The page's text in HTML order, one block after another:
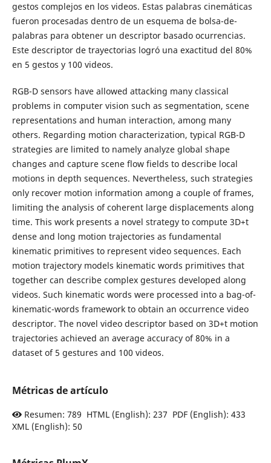
gestos complejos en los videos. Estas palabras cinemáticas
fueron procesadas dentro de un esquema de bolsa-de-
palabras para obtener un descriptor basado ocurrencias.
Este descriptor de trayectorias logró una exactitud del 80%
en 5 gestos y 100 videos.
RGB-D sensors have allowed attacking many classical
problems in computer vision such as segmentation, scene
representations and human interaction, among many
others. Regarding motion characterization, typical RGB-D
strategies are limited to namely analyze global shape
changes and capture scene flow fields to describe local
motions in depth sequences. Nevertheless, such strategies
only recover motion information among a couple of frames,
limiting the analysis of coherent large displacements along
time. This work presents a novel strategy to compute 3D+t
dense and long motion trajectories as fundamental
kinematic primitives to represent video sequences. Each
motion trajectory models kinematic words primitives that
together can describe complex gestures developed along
videos. Such kinematic words were processed into a bag-of-
kinematic-words framework to obtain an occurrence video
descriptor. The novel video descriptor based on 3D+t motion
trajectories achieved an average accuracy of 80% in a
dataset of 5 gestures and 100 videos.
Métricas de artículo
Resumen: 789 HTML (English): 237 PDF (English): 433
XML (English): 50